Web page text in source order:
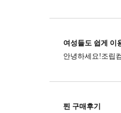
여성들도 쉽게 이
찐 구매후기